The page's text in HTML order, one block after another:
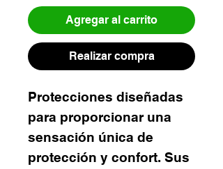
Agregar al carrito
Realizar compra
Protecciones diseñadas
para proporcionar una
sensación única de
protección y confort. Sus